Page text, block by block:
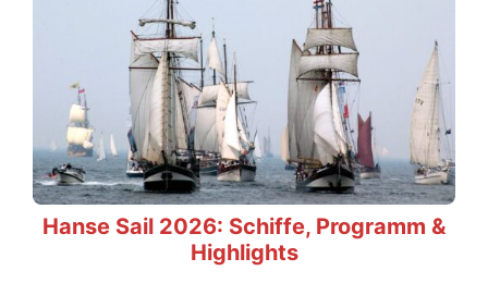
Hanse Sail 2026: Schiffe, Programm &
Highlights